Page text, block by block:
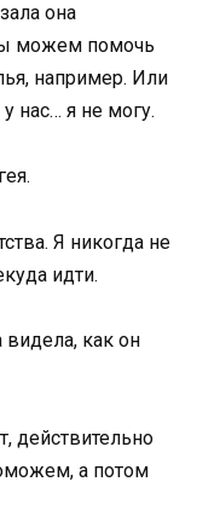
она
можем помочь
например. Или
нас… я не могу.
Я никогда не
идти.
видела, как он
действительно
а потом